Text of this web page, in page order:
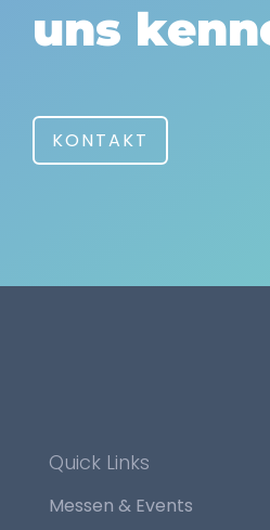
uns
KONTAKT
Quick Links
Messen & Events